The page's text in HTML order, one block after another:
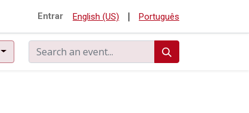
Entrar English (US) | Português